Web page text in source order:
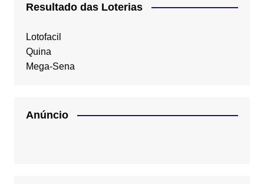
Resultado das Loterias
Lotofacil
Quina
Mega-Sena
Anúncio